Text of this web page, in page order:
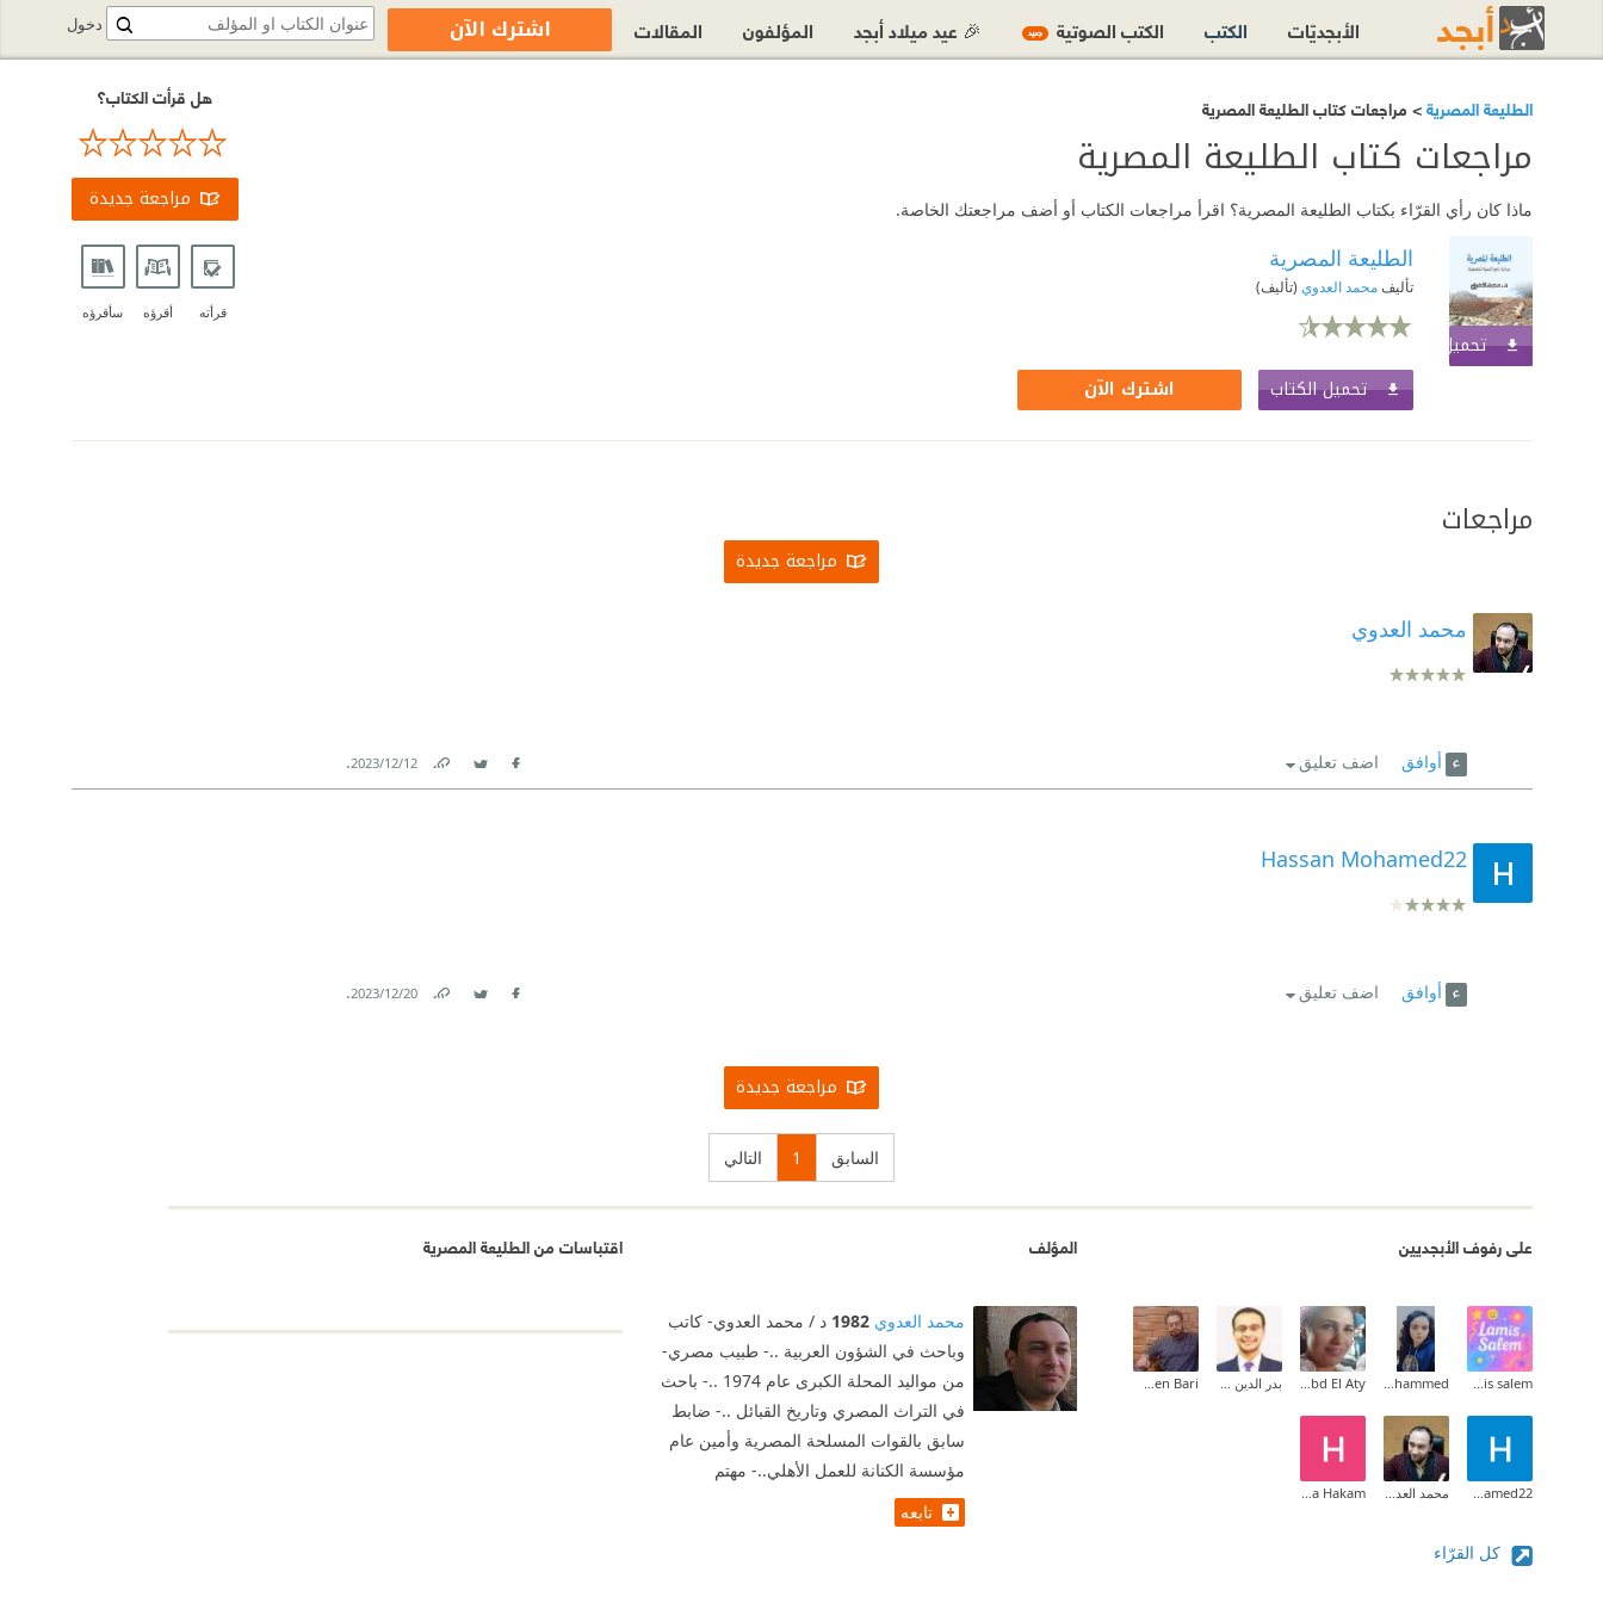
الطليعة المصرية> مراجعات كتاب الطليعة المصرية
مراجعات كتاب الطليعة المصرية
ماذا كان رأي القرّاء بكتاب الطليعة المصرية؟ اقرأ مراجعات الكتاب أو أضف مراجعتك الخاصة.
تحميل الكتاب اشترك الآن
الطليعة المصرية
تأليفمحمد العدوي (تأليف)
تحميل الكتاب اشترك الآن
هل قرأت الكتاب؟
مراجعة جديدة
قرأته أقرؤه سأقرؤه
مراجعات
مراجعة جديدة
محمد العدوي
Facebook
Twitter
Link
12‏/12‏/2023
. أوافق اضف تعليق
Hassan Mohamed22
20‏/12‏/2023
. أوافق اضف تعليق
مراجعة جديدة
السابق 1 التالي
على رفوف الأبجديين
lamis salem
Fatma Muhammed
Rania Abd El Aty بدر الدين حسن Momen Bari
Hassan Mohamed22 محمد العدوي Hiba Hakam
كل القرّاء
المؤلف
محمد العدوي 1982 د / محمد العدوي- كاتب
وباحث في الشؤون العربية ..- طبيب مصري-
من مواليد المحلة الكبرى عام 1974 ..- باحث
في التراث المصري وتاريخ القبائل ..- ضابط
سابق بالقوات المسلحة المصرية وأمين عام
مؤسسة الكنانة للعمل الأهلي..- مهتم
تابعه
اقتباسات من الطليعة المصرية
دخول الأبجديّات الكتب الكتب الصوتية جديد 🎉 عيد ميلاد أبجد المؤلفون المقالات اشترك الآن